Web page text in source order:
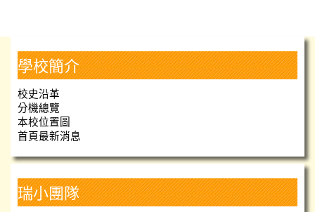
學校簡介
校史沿革
分機總覽
本校位置圖
首頁最新消息
瑞小團隊